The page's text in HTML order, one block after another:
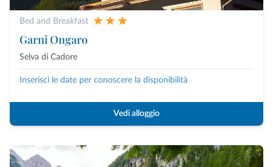
Bed and Breakfast
Garni Ongaro
Selva di Cadore
Inserisci le date per conoscere la disponibilità
Vedi alloggio